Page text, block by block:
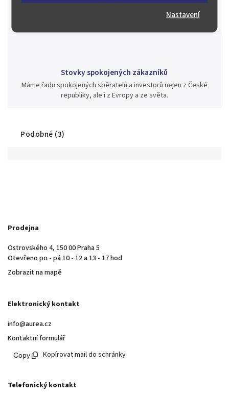
Nastavení
jednotlivé kusy unikátních mincí, bankovek, řádů a vyznamenání
Stovky spokojených zákazníků
Máme řadu spokojených sběratelů a investorů nejen z České
republiky, ale i z Evropy a ze světa.
Podobné (3)
Prodejna
Ostrovského 4, 150 00 Praha 5
Otevřeno po - pá 10 - 12 a 13 - 17 hod
Zobrazit na mapě
Elektronický kontakt
info@aurea.cz
Kontaktní formulář
Kopírovat mail do schránky
Telefonický kontakt